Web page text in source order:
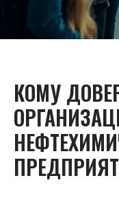
КОМУ